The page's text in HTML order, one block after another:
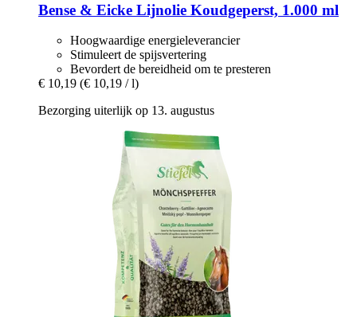
Bense & Eicke Lijnolie Koudgeperst, 1.000 ml
Hoogwaardige energieleverancier
Stimuleert de spijsvertering
Bevordert de bereidheid om te presteren
€ 10,19 (€ 10,19 / l)
Bezorging uiterlijk op 13. augustus